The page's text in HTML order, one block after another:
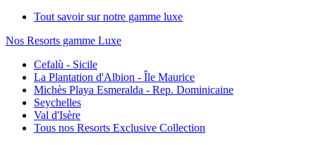
Tout savoir sur notre gamme luxe
Nos Resorts gamme Luxe
Cefalù - Sicile
La Plantation d'Albion - Île Maurice
Michès Playa Esmeralda - Rep. Dominicaine
Seychelles
Val d'Isère
Tous nos Resorts Exclusive Collection